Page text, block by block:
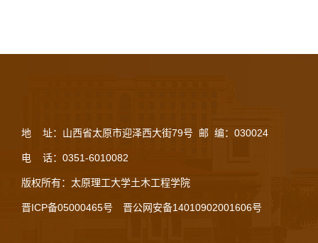
地 址：山西省太原市迎泽西大街79号 邮 编：030024
电 话：0351-6010082
版权所有：太原理工大学土木工程学院
晋ICP备05000465号 晋公网安备14010902001606号